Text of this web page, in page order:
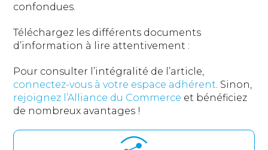
confondues.
Téléchargez les différents documents
d’information à lire attentivement :
Pour consulter l’intégralité de l’article,
connectez-vous à votre espace adhérent . Sinon,
rejoignez l’Alliance du Commerce et bénéficiez
de nombreux avantages !